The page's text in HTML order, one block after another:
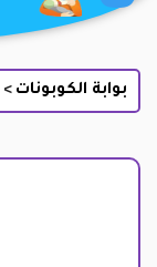
بوابة الكوبونات >